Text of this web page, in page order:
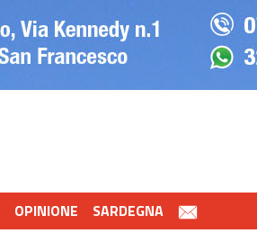
OPINIONE SARDEGNA